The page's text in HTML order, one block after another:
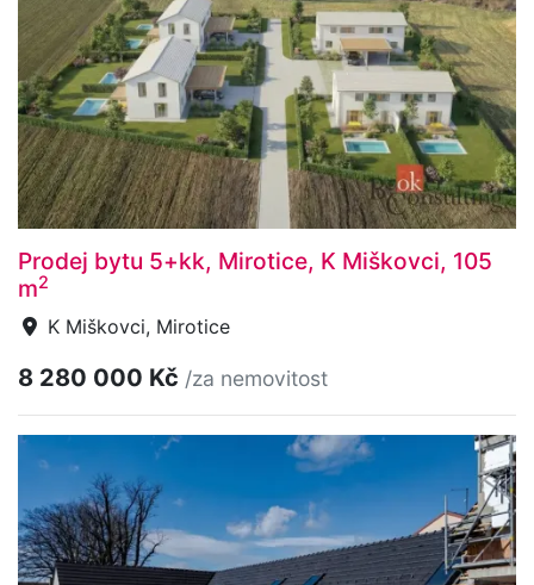
Prodej bytu 5+kk, Mirotice, K Miškovci, 105
m2
K Miškovci, Mirotice
8 280 000 Kč /za nemovitost